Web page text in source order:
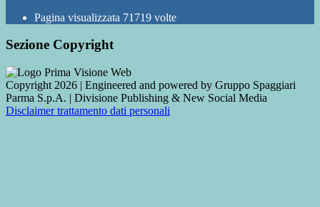
Pagina visualizzata 71719 volte
Sezione Copyright
Copyright 2026 | Engineered and powered by Gruppo Spaggiari
Parma S.p.A. | Divisione Publishing & New Social Media
Disclaimer trattamento dati personali